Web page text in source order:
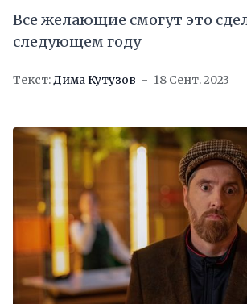
Все желающие смогут это
следующем году
Текст:Дима Кутузов 18 Сент. 2023